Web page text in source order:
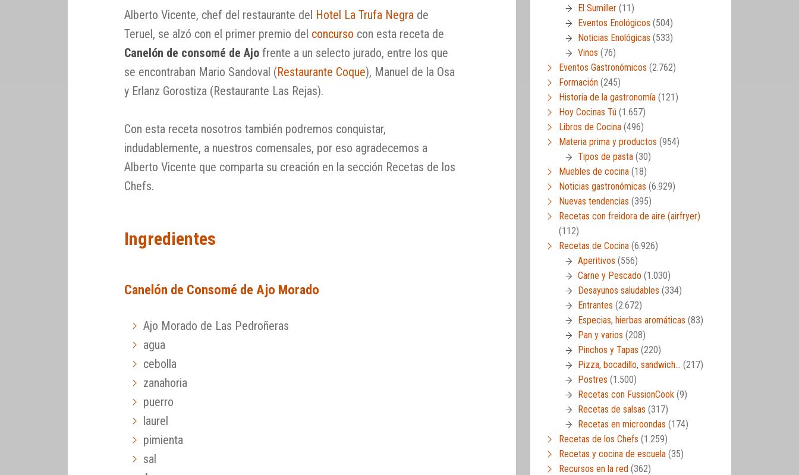
Alberto Vicente, chef del restaurante del Hotel La Trufa Negra de
Teruel, se alzó con el primer premio del concurso con esta receta de
Canelón de consomé de Ajo frente a un selecto jurado, entre los que
se encontraban Mario Sandoval (Restaurante Coque), Manuel de la Osa
y Erlanz Gorostiza (Restaurante Las Rejas).
Con esta receta nosotros también podremos conquistar,
indudablemente, a nuestros comensales, por eso agradecemos a
Alberto Vicente que comparta su creación en la sección Recetas de los
Chefs.
Ingredientes
Canelón de Consomé de Ajo Morado
Ajo Morado de Las Pedroñeras
agua
cebolla
zanahoria
puerro
laurel
pimienta
sal
El Sumiller (11)
Eventos Enológicos (504)
Noticias Enológicas (533)
Vinos (76)
Eventos Gastronómicos (2.762)
Formación (245)
Historia de la gastronomía (121)
Hoy Cocinas Tú (1.657)
Libros de Cocina (496)
Materia prima y productos (954)
Tipos de pasta (30)
Muebles de cocina (18)
Noticias gastronómicas (6.929)
Nuevas tendencias (395)
Recetas con freidora de aire (airfryer)
(112)
Recetas de Cocina (6.926)
Aperitivos (556)
Carne y Pescado (1.030)
Desayunos saludables (334)
Entrantes (2.672)
Especias, hierbas aromáticas (83)
Pan y varios (208)
Pinchos y Tapas (220)
Pizza, bocadillo, sandwich… (217)
Postres (1.500)
Recetas con FussionCook (9)
Recetas de salsas (317)
Recetas en microondas (174)
Recetas de los Chefs (1.259)
Recetas y cocina de escuela (35)
Recursos en la red (362)